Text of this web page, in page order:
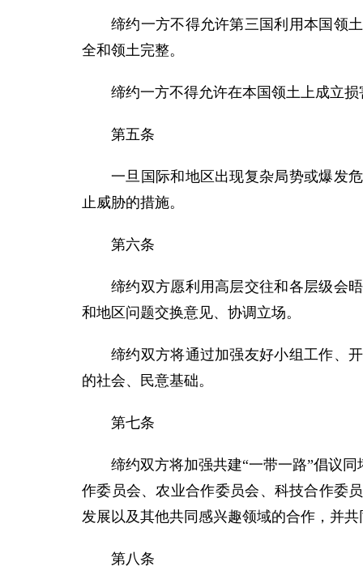
缔约一方不得允许第三国利用本国领
全和领土完整。
缔约一方不得允许在本国领土上成立
第五条
一旦国际和地区出现复杂局势或爆发
止威胁的措施。
第六条
缔约双方愿利用高层交往和各层级会
和地区问题交换意见、协调立场。
缔约双方将通过加强友好小组工作、
的社会、民意基础。
第七条
缔约双方将加强共建“一带一路”倡议
作委员会、农业合作委员会、科技合作委
发展以及其他共同感兴趣领域的合作，并
第八条